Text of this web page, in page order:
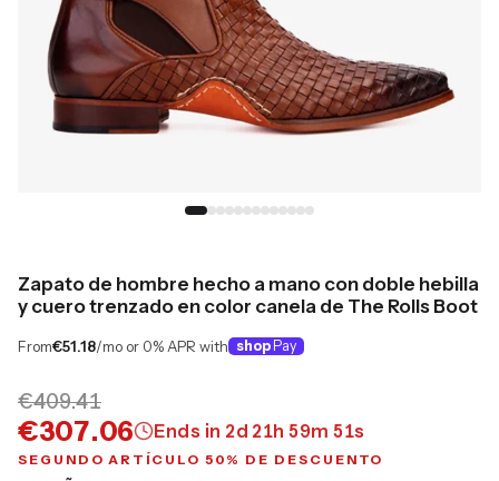
Zapato de hombre hecho a mano con doble hebilla
y cuero trenzado en color canela de The Rolls Boot
From€51.18/mo or 0% APR with shop Pay
€409.41
€307.06 Ends in 2d 21h 59m 50s
SEGUNDO ARTÍCULO 50% DE DESCUENTO